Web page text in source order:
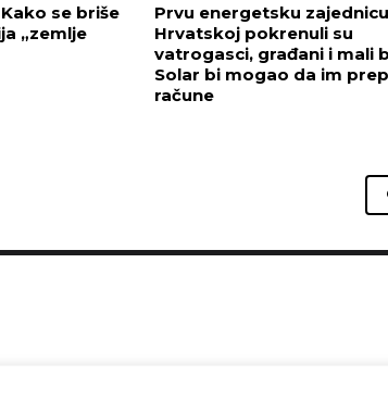
se briše
„zemlje
Prvu energetsku
Hrvatskoj pokrenuli su
vatrogasci, građani i mali
Solar bi mogao da im
račune